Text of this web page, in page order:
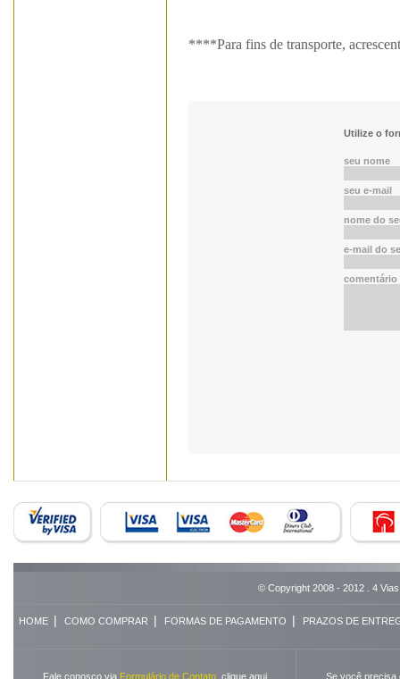
****Para fins de transporte,
© Copyright 2008 - 2012 . 4
HOME| COMO COMPRAR | FORMAS DE PAGAMENTO | PRAZOS DE
Fale conosco via Formulário de Contato, clique aqui Se você precisa